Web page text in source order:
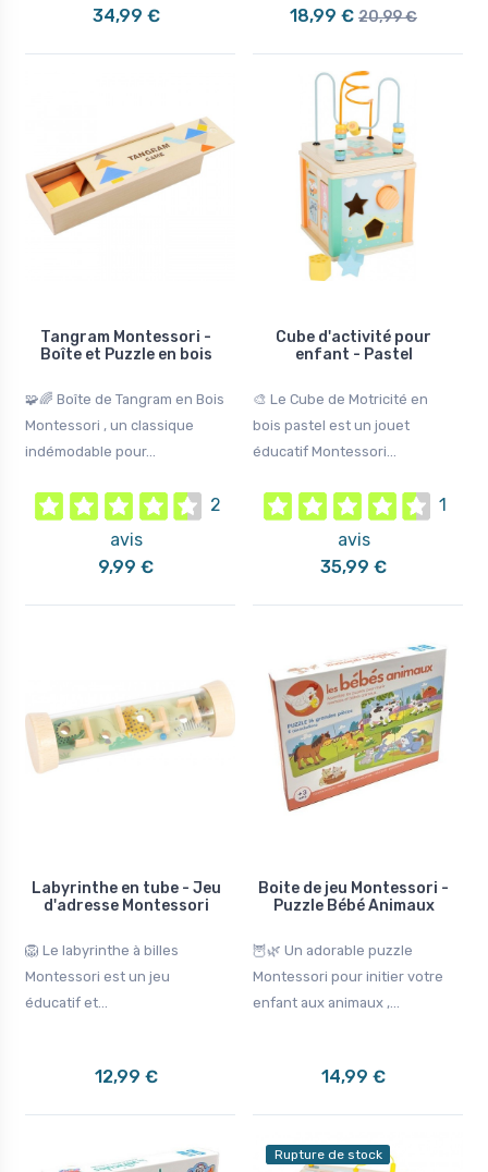
34,99 €
18,99 € 20,99 €
Tangram Montessori -
Boîte et Puzzle en bois
🧩🌈 Boîte de Tangram en Bois
Montessori , un classique
indémodable pour...
2
avis
9,99 €
Cube d'activité pour
enfant - Pastel
🎨 Le Cube de Motricité en
bois pastel est un jouet
éducatif Montessori...
1
avis
35,99 €
Labyrinthe en tube - Jeu
d'adresse Montessori
🦁 Le labyrinthe à billes
Montessori est un jeu
éducatif et...
12,99 €
Boite de jeu Montessori -
Puzzle Bébé Animaux
🦉🌿 Un adorable puzzle
Montessori pour initier votre
enfant aux animaux ,...
14,99 €
Rupture de stock